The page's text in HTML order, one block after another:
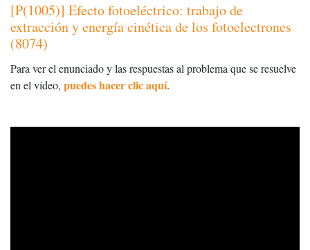
[P(1005)] Efecto fotoeléctrico: trabajo de
extracción y energía cinética de los fotoelectrones
(8074)
Para ver el enunciado y las respuestas al problema que se resuelve
en el vídeo, puedes hacer clic aquí.